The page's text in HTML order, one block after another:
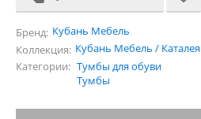
Бренд: Кубань Мебель
Коллекция: Кубань Мебель / Каталея
Категории: Тумбы для обуви
Тумбы